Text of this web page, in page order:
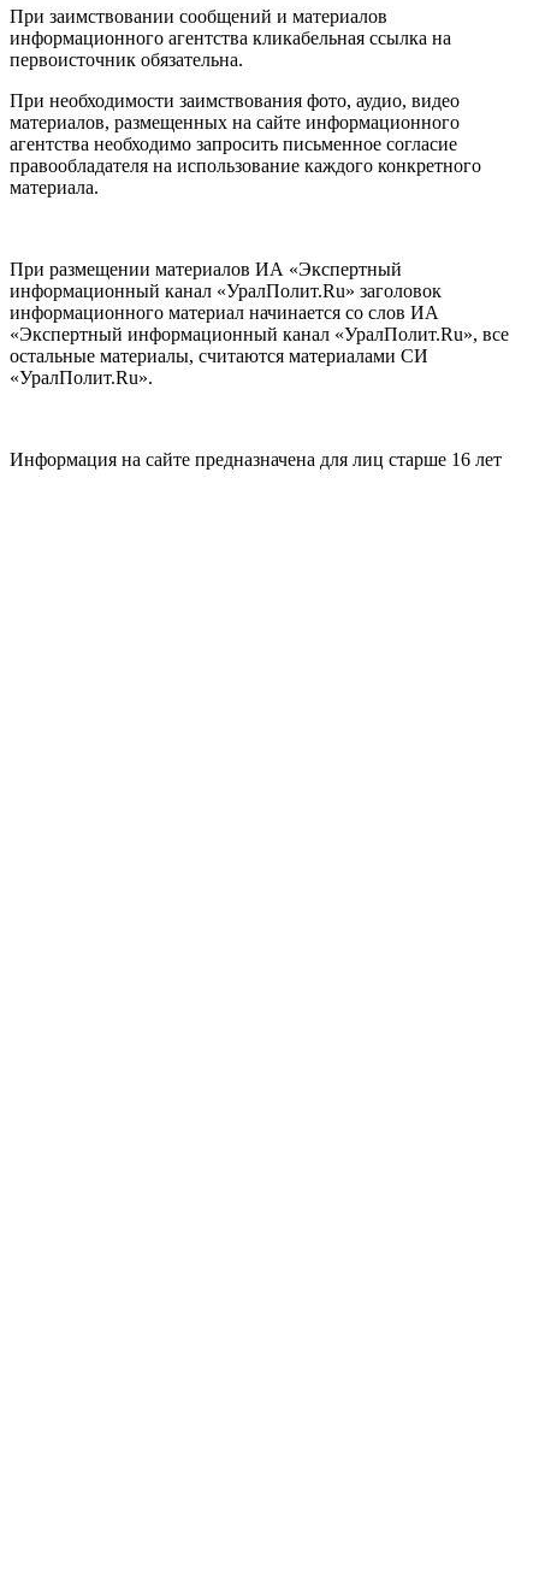
При заимствовании сообщений и материалов
информационного агентства кликабельная ссылка на
первоисточник обязательна.
При необходимости заимствования фото, аудио, видео
материалов, размещенных на сайте информационного
агентства необходимо запросить письменное согласие
правообладателя на использование каждого конкретного
материала.
При размещении материалов ИА «Экспертный
информационный канал «УралПолит.Ru» заголовок
информационного материал начинается со слов ИА
«Экспертный информационный канал «УралПолит.Ru», все
остальные материалы, считаются материалами СИ
«УралПолит.Ru».
Информация на сайте предназначена для лиц старше 16 лет